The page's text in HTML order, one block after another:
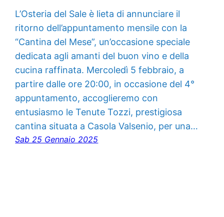
L’Osteria del Sale è lieta di annunciare il
ritorno dell’appuntamento mensile con la
“Cantina del Mese”, un’occasione speciale
dedicata agli amanti del buon vino e della
cucina raffinata. Mercoledì 5 febbraio, a
partire dalle ore 20:00, in occasione del 4°
appuntamento, accoglieremo con
entusiasmo le Tenute Tozzi, prestigiosa
cantina situata a Casola Valsenio, per una…
Sab 25 Gennaio 2025